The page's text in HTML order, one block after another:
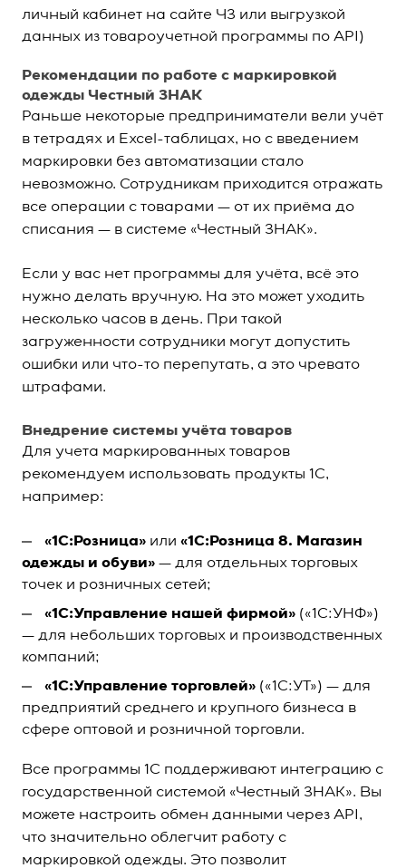
личный кабинет на сайте ЧЗ или выгрузкой
данных из товароучетной программы по API)
Рекомендации по работе с маркировкой
одежды Честный ЗНАК
Раньше некоторые предприниматели вели учёт
в тетрадях и Excel-таблицах, но с введением
маркировки без автоматизации стало
невозможно. Сотрудникам приходится отражать
все операции с товарами — от их приёма до
списания — в системе «Честный ЗНАК».
Если у вас нет программы для учёта, всё это
нужно делать вручную. На это может уходить
несколько часов в день. При такой
загруженности сотрудники могут допустить
ошибки или что-то перепутать, а это чревато
штрафами.
Внедрение системы учёта товаров
Для учета маркированных товаров
рекомендуем использовать продукты 1С,
например:
«1С:Розница» или «1С:Розница 8. Магазин
одежды и обуви» — для отдельных торговых
точек и розничных сетей;
«1С:Управление нашей фирмой» («1С:УНФ»)
— для небольших торговых и производственных
компаний;
«1С:Управление торговлей» («1С:УТ») — для
предприятий среднего и крупного бизнеса в
сфере оптовой и розничной торговли.
Все программы 1С поддерживают интеграцию с
государственной системой «Честный ЗНАК». Вы
можете настроить обмен данными через API,
что значительно облегчит работу с
маркировкой одежды. Это позволит